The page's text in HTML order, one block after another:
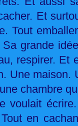
Et
Tout
grande
respirer. Et
Une maison.
chambre
voulait
en